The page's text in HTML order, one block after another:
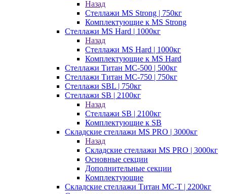
Назад
Стеллажи MS Strong | 750кг
Комплектующие к MS Strong
Стеллажи MS Hard | 1000кг
Назад
Стеллажи MS Hard | 1000кг
Комплектующие к MS Hard
Стеллажи Титан МС-500 | 500кг
Стеллажи Титан МС-750 | 750кг
Стеллажи SBL | 750кг
Стеллажи SB | 2100кг
Назад
Стеллажи SB | 2100кг
Комплектующие к SB
Складские стеллажи MS PRO | 3000кг
Назад
Складские стеллажи MS PRO | 3000кг
Основные секции
Дополнительные секции
Комплектующие
Складские стеллажи Титан МС-Т | 2200кг